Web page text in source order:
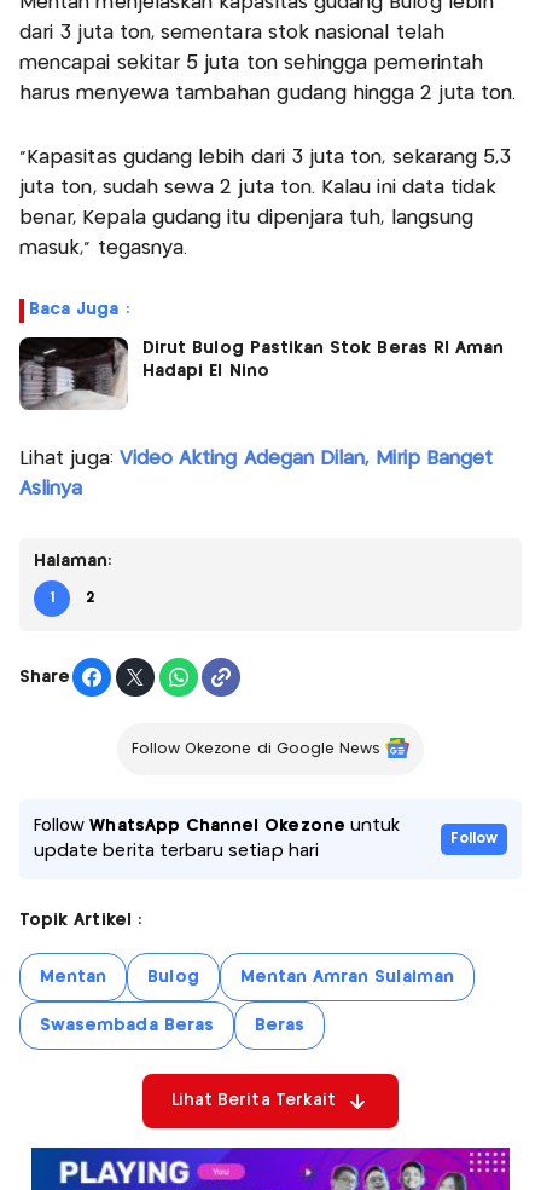
dari 3 juta ton, sementara stok nasional telah
mencapai sekitar 5 juta ton sehingga pemerintah
harus menyewa tambahan gudang hingga 2 juta ton.
“Kapasitas gudang lebih dari 3 juta ton, sekarang 5,3
juta ton, sudah sewa 2 juta ton. Kalau ini data tidak
benar, Kepala gudang itu dipenjara tuh, langsung
masuk,” tegasnya.
Baca Juga :
Dirut Bulog Pastikan Stok Beras RI Aman
Hadapi El Nino
Lihat juga: Video Akting Adegan Dilan, Mirip Banget
Aslinya
Halaman:
1 2
Share
Follow Okezone di Google News
FollowWhatsApp Channel Okezone untuk
update berita terbaru setiap hari
Follow
Topik Artikel :
Mentan Bulog Mentan Amran Sulaiman
Swasembada Beras Beras
Lihat Berita Terkait